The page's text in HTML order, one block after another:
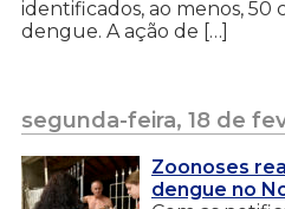
identificados, ao menos, 50
dengue. A ação de […]
segunda-feira, 18 de
Zoonoses
dengue no